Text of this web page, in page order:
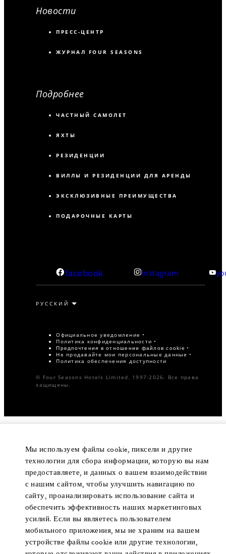
Новости
ПРЕСС-ЦЕНТР
ЖУРНАЛ FOUR SEASONS
Подробнее
ЧАСТНЫЙ САМОЛЕТ
ЯХТЫ
РЕЗИДЕНЦИИ
ВИЛЛЫ И РЕЗИДЕНЦИИ ДЛЯ АРЕНДЫ
ЭКСКЛЮЗИВНЫЕ ПРЕИМУЩЕСТВА
ПОДАРОЧНЫЕ КАРТЫ
facebook instagram
Официальное уведомление
Политика конфиденциальности
Предпочтения в отношении файлов cookie
Не продавайте мои персональные данные
Политика обеспечения доступности
© Four Seasons Hotels Limited, 1997-2026. Все права
защищены.
Мы используем файлы cookie, пиксели и другие
технологии для сбора информации, которую вы нам
предоставляете, и данных о вашем взаимодействии
с нашим сайтом, чтобы улучшить навигацию по
сайту, проанализировать использование сайта и
обеспечить эффективность наших маркетинговых
усилий. Если вы являетесь пользователем
мобильного приложения, мы не храним на вашем
устройстве файлы cookie или другие технологии,